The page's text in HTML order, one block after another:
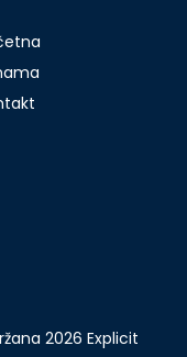
2026 Explicit